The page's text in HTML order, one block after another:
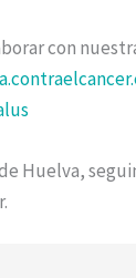
con
Huelva,